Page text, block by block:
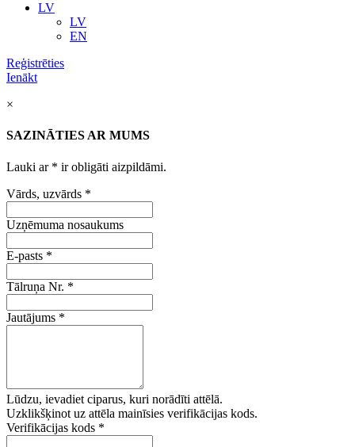
LV
LV
EN
Reģistrēties
Ienākt
×
SAZINĀTIES AR MUMS
Lauki ar * ir obligāti aizpildāmi.
Vārds, uzvārds *
Uzņēmuma nosaukums
E-pasts *
Tālruņa Nr. *
Jautājums *
Lūdzu, ievadiet ciparus, kuri norādīti attēlā.
Uzklikšķinot uz attēla mainīsies verifikācijas kods.
Verifikācijas kods *